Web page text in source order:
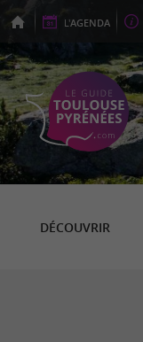
L'AGENDA
DÉCOUVRIR